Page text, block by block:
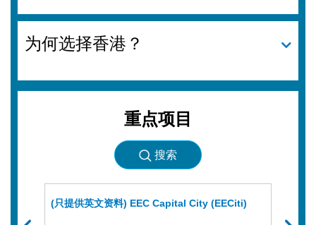
为何选择香港？
重点项目
搜索
(只提供英文资料) EEC Capital City (EECiti)